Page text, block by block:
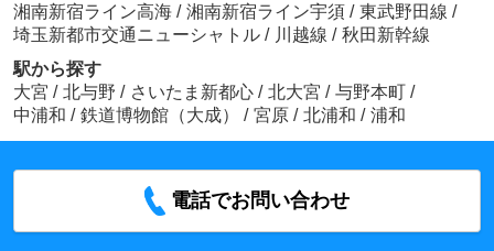
湘南新宿ライン高海 / 湘南新宿ライン宇須 / 東武野田線 /
埼玉新都市交通ニューシャトル / 川越線 / 秋田新幹線
駅から探す
大宮 / 北与野 / さいたま新都心 / 北大宮 / 与野本町 /
中浦和 / 鉄道博物館（大成） / 宮原 / 北浦和 / 浦和
電話でお問い合わせ